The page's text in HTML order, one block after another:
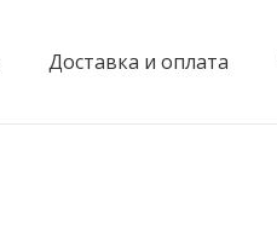
Доставка и оплата